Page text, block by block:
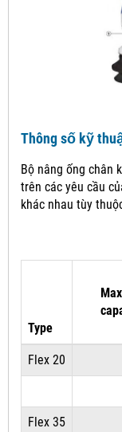
Thông số kỹ
Bộ nâng ống chân
trên các yêu cầu
khác nhau tùy
Type
Flex 20
Flex 35